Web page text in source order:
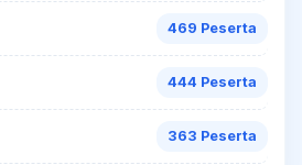
469 Peserta
444 Peserta
363 Peserta